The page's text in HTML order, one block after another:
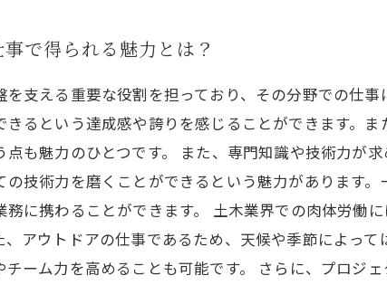
で得られる魅力とは？
を支える重要な役割を担っており、その分野での仕
きるという達成感や誇りを感じることができます。
点も魅力のひとつです。 また、専門知識や技術力が
の技術力を磨くことができるという魅力があります
務に携わることができます。 土木業界での肉体労働
、アウトドアの仕事であるため、天候や季節によっ
チーム力を高めることも可能です。 さらに、プロジ